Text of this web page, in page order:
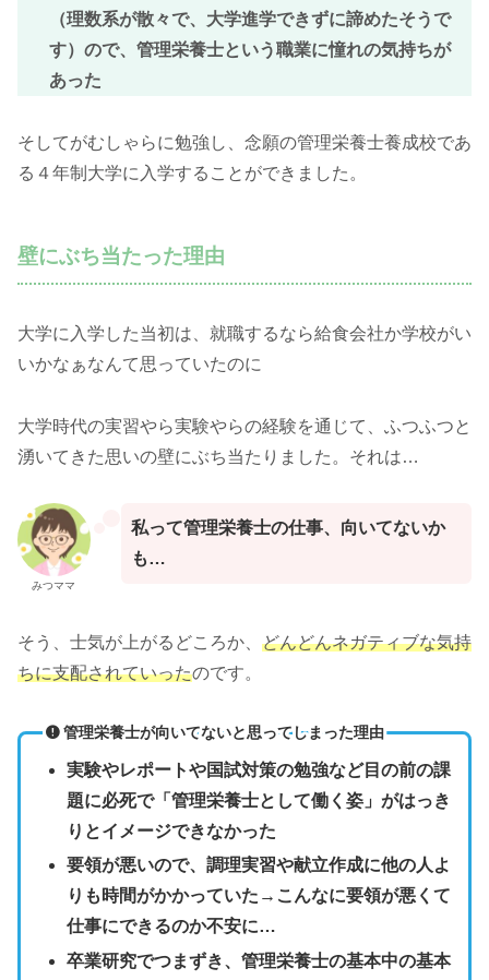
（理数系が散々で、大学進学できずに諦めたそうで
す）ので、管理栄養士という職業に憧れの気持ちが
あった
そしてがむしゃらに勉強し、念願の管理栄養士養成校であ
る４年制大学に入学することができました。
壁にぶち当たった理由
大学に入学した当初は、就職するなら給食会社か学校がい
いかなぁなんて思っていたのに
大学時代の実習やら実験やらの経験を通じて、ふつふつと
湧いてきた思いの壁にぶち当たりました。それは…
みつママ
私って管理栄養士の仕事、向いてないか
も…
そう、士気が上がるどころか、 どんどんネガティブな気持
ちに支配されていったのです。
管理栄養士が向いてないと思ってしまった理由
実験やレポートや国試対策の勉強など目の前の課
題に必死で「管理栄養士として働く姿」がはっき
りとイメージできなかった
要領が悪いので、調理実習や献立作成に他の人よ
りも時間がかかっていた→こんなに要領が悪くて
仕事にできるのか不安に…
卒業研究でつまずき、管理栄養士の基本中の基本